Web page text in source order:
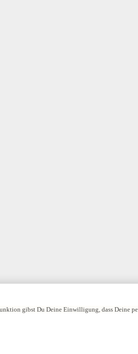
gibst Du Deine Einwilligung, dass Deine